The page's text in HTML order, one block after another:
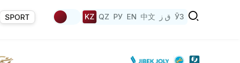
SPORT KZ QZ РУ EN 中文 ق ز ЎЗ